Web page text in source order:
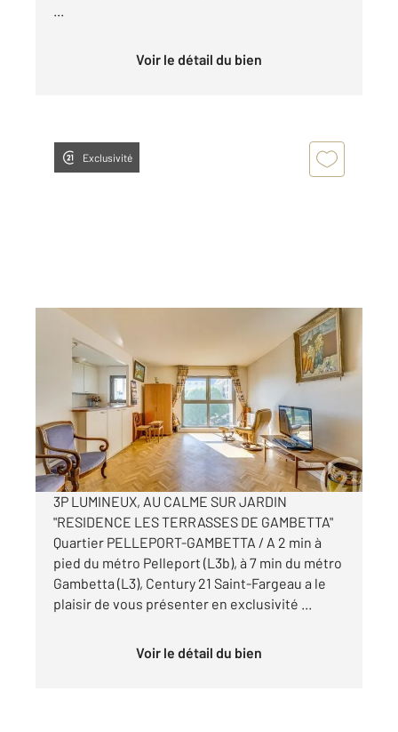
...
Voir le détail du bien
Exclusivité
PARIS 75020
77 m2, 3 pièces
Ref : 11506
Appartement F3 à vendre
660 000 €
Visiter le site dédié
3P LUMINEUX, AU CALME SUR JARDIN
"RESIDENCE LES TERRASSES DE GAMBETTA"
Quartier PELLEPORT-GAMBETTA / A 2 min à
pied du métro Pelleport (L3b), à 7 min du métro
Gambetta (L3), Century 21 Saint-Fargeau a le
plaisir de vous présenter en exclusivité ...
Voir le détail du bien